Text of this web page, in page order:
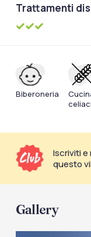
Trattamenti
Biberoneria
celiaci
Iscriviti e
questo
Gallery